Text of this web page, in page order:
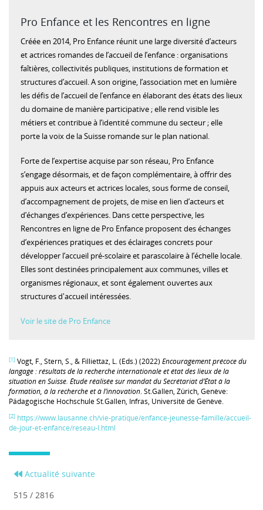
Pro Enfance et les Rencontres en ligne
Créée en 2014, Pro Enfance réunit une large diversité d’acteurs
et actrices romandes de l’accueil de l’enfance : organisations
faîtières, collectivités publiques, institutions de formation et
structures d’accueil. A son origine, l’association met en lumière
les défis de l’accueil de l’enfance en élaborant des états des lieux
du domaine de manière participative ; elle rend visible les
métiers et contribue à l’identité commune du secteur ; elle
porte la voix de la Suisse romande sur le plan national.
Forte de l’expertise acquise par son réseau, Pro Enfance
s’engage désormais, et de façon complémentaire, à offrir des
appuis aux acteurs et actrices locales, sous forme de conseil,
d’accompagnement de projets, de mise en lien d’acteurs et
d’échanges d’expériences. Dans cette perspective, les
Rencontres en ligne de Pro Enfance proposent des échanges
d’expériences pratiques et des éclairages concrets pour
développer l’accueil pré-scolaire et parascolaire à l’échelle locale.
Elles sont destinées principalement aux communes, villes et
organismes régionaux, et sont également ouvertes aux
structures d'accueil intéressées.
Voir le site de Pro Enfance
[1] Vogt, F., Stern, S., & Filliettaz, L. (Eds.) (2022) Encouragement précoce du
langage : résultats de la recherche internationale et état des lieux de la
situation en Suisse. Étude réalisée sur mandat du Secrétariat d’État à la
formation, à la recherche et à l’innovation. St.Gallen, Zürich, Genève:
Pädagogische Hochschule St.Gallen, Infras, Université de Genève.
[2] https://www.lausanne.ch/vie-pratique/enfance-jeunesse-famille/accueil-
de-jour-et-enfance/reseau-l.html
Actualité suivante
515 / 2816